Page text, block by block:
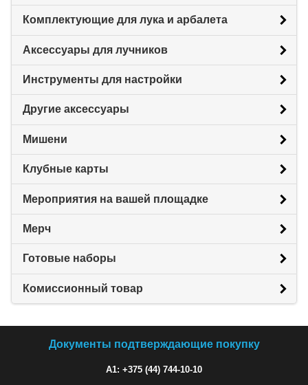
Комплектующие для лука и арбалета
Аксессуары для лучников
Инструменты для настройки
Другие аксессуары
Мишени
Клубные карты
Мероприятия на вашей площадке
Мерч
Готовые наборы
Комиссионный товар
Документы подтверждающие покупку
A1: +375 (44) 744-10-10